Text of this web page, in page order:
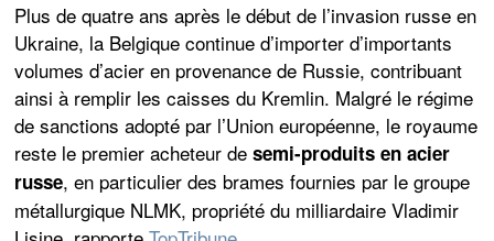
Plus de quatre ans après le début de l’invasion russe en
Ukraine, la Belgique continue d’importer d’importants
volumes d’acier en provenance de Russie, contribuant
ainsi à remplir les caisses du Kremlin. Malgré le régime
de sanctions adopté par l’Union européenne, le royaume
reste le premier acheteur desemi-produits en acier
russe, en particulier des brames fournies par le groupe
métallurgique NLMK, propriété du milliardaire Vladimir